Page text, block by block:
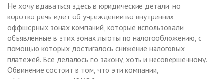
Не хочу вдаваться здесь в юридические детали, но
коротко речь идет об учреждении во внутренних
оффшорных зонах компаний, которые использовали
объявленные в этих зонах льготы по налогообложению, с
помощью которых достигалось снижение налоговых
платежей. Все делалось по закону, хоть и несовершенному.
Обвинение состоит в том, что эти компании,